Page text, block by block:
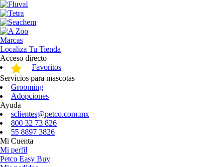
Marcas
Localiza Tu Tienda
Acceso directo
Favoritos
Servicios para mascotas
Grooming
Adopciones
Ayuda
sclientes@petco.com.mx
800 32 73 826
55 8897 3826
Mi Cuenta
Mi perfil
Petco Easy Buy